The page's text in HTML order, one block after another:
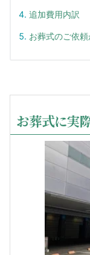
追加費用内訳
お葬式のご依
お葬式に実